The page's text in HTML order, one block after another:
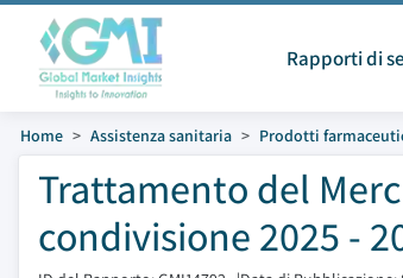
Rapporti di
Home Assistenza sanitaria Prodotti
Trattamento del
condivisione 2025 -